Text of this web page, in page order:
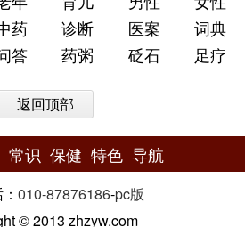
药 诊断 医案
词典
答 药粥 砭石 足疗
返回顶部
常识 保健 特色 导航
010-87876186-pc版
© 2013 zhzyw.com